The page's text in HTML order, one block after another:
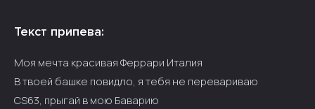
Текст припева:
Моя мечта красивая Феррари Италия
В твоей башке повидло, я тебя не перевариваю
CS63, прыгай в мою Баварию